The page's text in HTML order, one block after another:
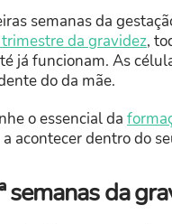
semanas da
da gravidez,
já funcionam. As
do da mãe.
o essencial da
acontecer dentro do
semanas da